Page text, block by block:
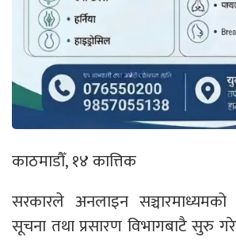
काठमाडौँ, १४ कात्तिक
सरकारले अनलाइन
सूचना तथा प्रसारण विभागबाटै सुरु